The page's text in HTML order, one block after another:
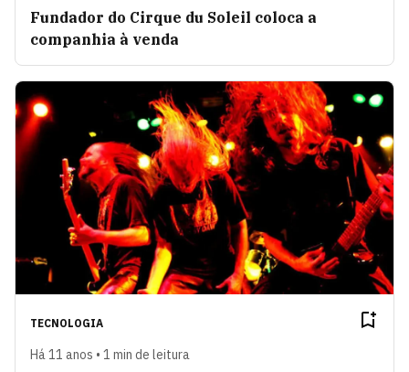
Fundador do Cirque du Soleil coloca a
companhia à venda
TECNOLOGIA
Há 11 anos • 1 min de leitura